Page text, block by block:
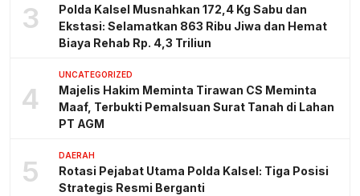
3
Polda Kalsel Musnahkan 172,4 Kg Sabu dan
Ekstasi: Selamatkan 863 Ribu Jiwa dan Hemat
Biaya Rehab Rp. 4,3 Triliun
4
UNCATEGORIZED
Majelis Hakim Meminta Tirawan CS Meminta
Maaf, Terbukti Pemalsuan Surat Tanah di Lahan
PT AGM
5 DAERAH
Rotasi Pejabat Utama Polda Kalsel: Tiga Posisi
Strategis Resmi Berganti